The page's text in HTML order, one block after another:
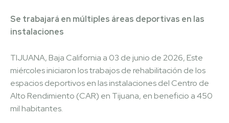
Se trabajará en múltiples áreas deportivas en las
instalaciones
TIJUANA, Baja California a 03 de junio de 2026, Este
miércoles iniciaron los trabajos de rehabilitación de los
espacios deportivos en las instalaciones del Centro de
Alto Rendimiento (CAR) en Tijuana, en beneficio a 450
mil habitantes.